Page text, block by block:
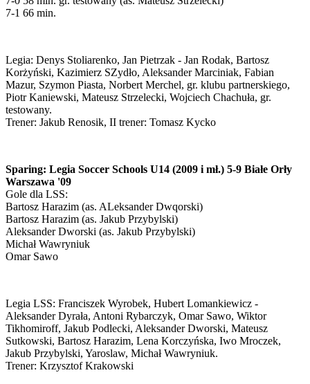
7-1 66 min.
Legia: Denys Stoliarenko, Jan Pietrzak - Jan Rodak, Bartosz
Korżyński, Kazimierz SZydło, Aleksander Marciniak, Fabian
Mazur, Szymon Piasta, Norbert Merchel, gr. klubu partnerskiego,
Piotr Kaniewski, Mateusz Strzelecki, Wojciech Chachuła, gr.
testowany.
Trener: Jakub Renosik, II trener: Tomasz Kycko
Sparing: Legia Soccer Schools U14 (2009 i mł.) 5-9 Białe Orły
Warszawa '09
Gole dla LSS:
Bartosz Harazim (as. ALeksander Dwqorski)
Bartosz Harazim (as. Jakub Przybylski)
Aleksander Dworski (as. Jakub Przybylski)
Michał Wawryniuk
Omar Sawo
Legia LSS: Franciszek Wyrobek, Hubert Lomankiewicz -
Aleksander Dyrała, Antoni Rybarczyk, Omar Sawo, Wiktor
Tikhomiroff, Jakub Podlecki, Aleksander Dworski, Mateusz
Sutkowski, Bartosz Harazim, Lena Korczyńska, Iwo Mroczek,
Jakub Przybylski, Yaroslaw, Michał Wawryniuk.
Trener: Krzysztof Krakowski